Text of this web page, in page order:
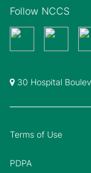
Follow NCCS
30 Hospital
Terms of Use
PDPA